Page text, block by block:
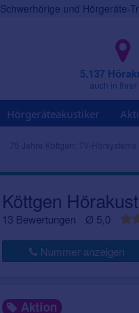
und Hörgeräte-
5.137
auch in
Hörgeräteakustiker
75 Jahre Köttgen: TV-
Köttgen
13 Bewertungen Ø 5,0
Nummer anzeigen
Aktion